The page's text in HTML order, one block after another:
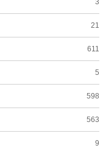
21
611
5
598
563
9